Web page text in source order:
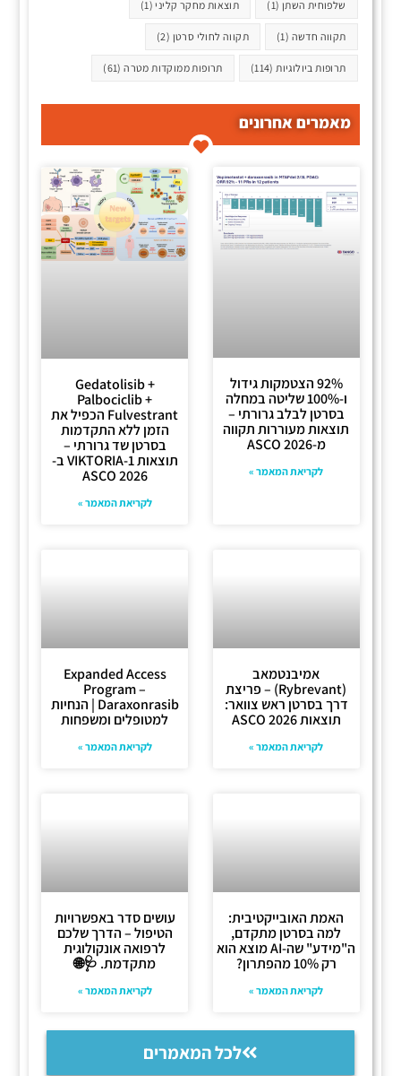
שלפוחית השתן (1) תוצאות מחקר קליני(1)
תקווה חדשה (1) תקווה לחולי סרטן (2)
תרופות ביולוגיות (114) תרופות ממוקדות מטרה(61)
מאמרים אחרונים
92% הצטמקות גידול
ו-100% שליטה במחלה
בסרטן לבלב גרורתי –
תוצאות מעוררות תקווה
מ-ASCO 2026
לקריאת המאמר »
Gedatolisib +
Palbociclib +
Fulvestrant הכפיל את
הזמן ללא התקדמות
בסרטן שד גרורתי –
תוצאות VIKTORIA-1 ב-
ASCO 2026
לקריאת המאמר »
אמיבנטמאב
(Rybrevant) – פריצת
דרך בסרטן ראש צוואר:
תוצאות ASCO 2026
לקריאת המאמר »
Expanded Access
Program –
Daraxonrasib | הנחיות
למטופלים ומשפחות
לקריאת המאמר »
האמת האובייקטיבית:
למה בסרטן מתקדם,
ה"מידע" שה-AI מוצא הוא
רק 10% מהפתרון?
לקריאת המאמר »
עושים סדר באפשרויות
הטיפול – הדרך שלכם
לרפואה אונקולוגית
מתקדמת. 🩺🌐
לקריאת המאמר »
לכל המאמרים